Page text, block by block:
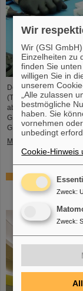
Der studentische
(TUDSaT) hat
abgeschlossen – in
GSI/FAIR. Mit an Bord
GSI/FAIR, mit denen
Mehr »
Wir
Wir (GSI
Einzelheiten zu
finden Sie
willigen Sie in
unserem
„Alle zulassen
bestmögliche
haben. Sie
vornehmen
unbedingt
Cookie-Hinweis
Zweck:
Zweck: